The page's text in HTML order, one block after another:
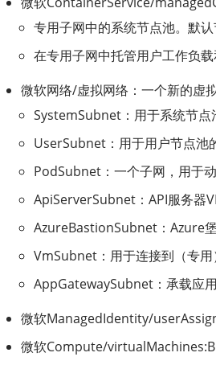
专用子网中的系统节点池。默
在专用子网中托管用户工作负载
微软网络/虚拟网络：一个新的虚
SystemSubnet：用于系统节点
UserSubnet：用于用户节点池
PodSubnet：一个子网，用于
ApiServerSubnet：API服务器
AzureBastionSubnet：Azure堡
VmSubnet：用于连接到（专
AppGatewaySubnet：承载应用
微软ManagedIdentity/
微软Compute/